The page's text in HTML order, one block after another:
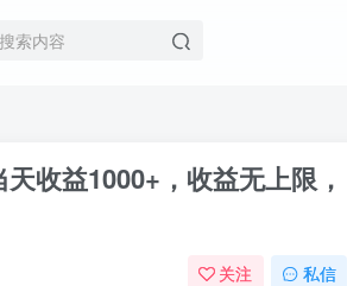
收益1000+，收益无上限，
关注 私信